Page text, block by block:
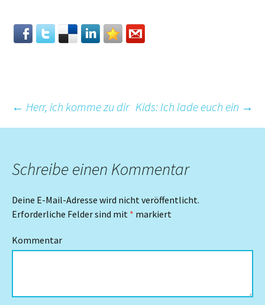
Beitrags-
← Herr, ich komme zu dir Kids: Ich lade euch ein →
Schreibe einen Kommentar
Deine E-Mail-Adresse wird nicht veröffentlicht.
Erforderliche Felder sind mit * markiert
Kommentar